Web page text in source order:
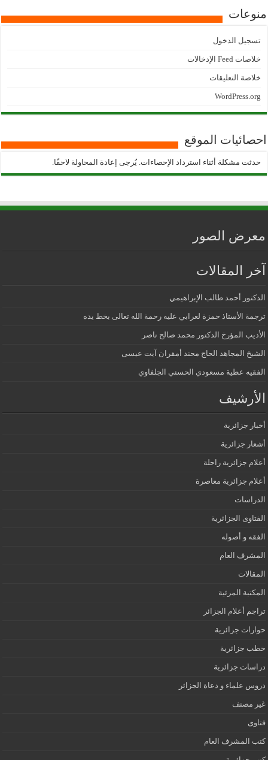
منوعات
تسجيل الدخول
خلاصات Feed الإدخالات
خلاصة التعليقات
WordPress.org
احصائيات الموقع
حدثت مشكلة أثناء استرداد الإحصاءات. يُرجى إعادة المحاولة لاحقًا.
معرض الصور
آخر المقالات
الدكتور أحمد طالب الإبراهيمي
ترجمة الأستاذ حمزة لعرابي عليه رحمة الله تعالى بخط يده
الأديب المؤرخ الدكتور محمد صالح ناصر
الشيخ المجاهد الحاج محند أمقران آيت عيسى
الفقيه عطية مسعودي الحسني الجلفاوي
الأرشيف
أخبار جزائرية
أشعار جزائرية
أعلام جزائرية راحلة
أعلام جزائرية معاصرة
الدراسات
الفتاوى الجزائرية
الفقه و أصوله
المشرف العام
المقالات
المكتبة المرئية
تراجم أعلام الجزائر
حوارات جزائرية
خطب جزائرية
دراسات جزائرية
دروس علماء و دعاة الجزائر
غير مصنف
فتاوى
كتب المشرف العام